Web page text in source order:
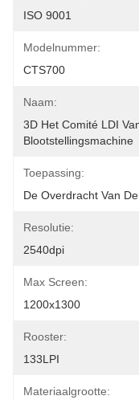
ISO 9001
Modelnummer:
CTS700
Naam:
3D Het Comité LDI
Blootstellingsmachine
Toepassing:
De Overdracht Van
Resolutie:
2540dpi
Max Screen:
1200x1300
Rooster:
133LPI
Materiaalgrootte: